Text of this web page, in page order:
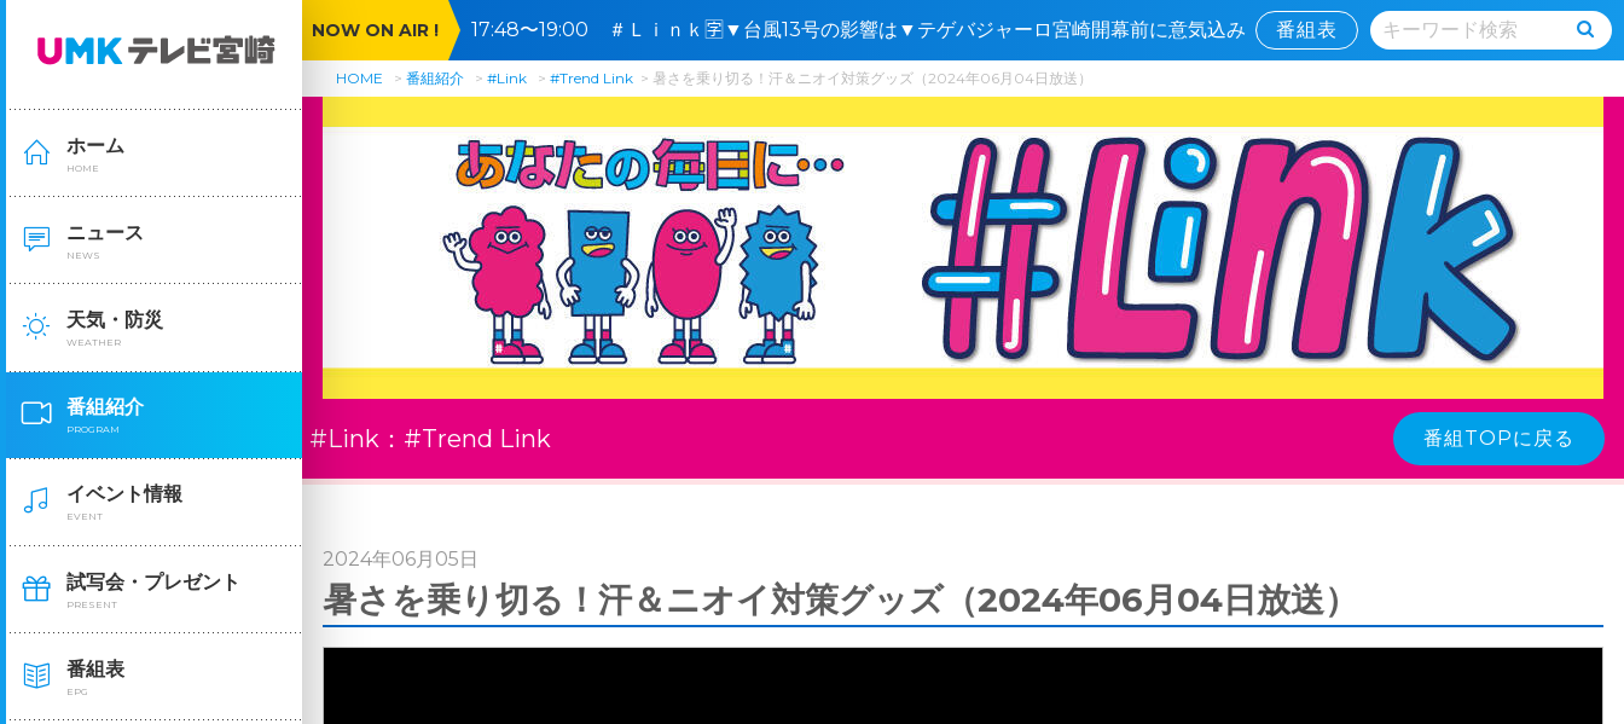
ホーム
HOME
ニュース
NEWS
天気・防災
WEATHER
番組紹介
PROGRAM
イベント情報
EVENT
試写会・プレゼント
PRESENT
番組表
EPG
NOW ON AIR !
17:48〜19:00 ＃Ｌｉｎｋ🈑▼台風13号の影響は▼テゲバジャーロ宮崎開幕前に意気込み
語る▼花の日
番組表
HOME 番組紹介 #Link #Trend Link 暑さを乗り切る！汗＆ニオイ対策グッズ（2024年06月04日放送）
#Link： #Trend Link 番組TOPに戻る
2024年06月05日
暑さを乗り切る！汗＆ニオイ対策グッズ（2024年06月04日放送）